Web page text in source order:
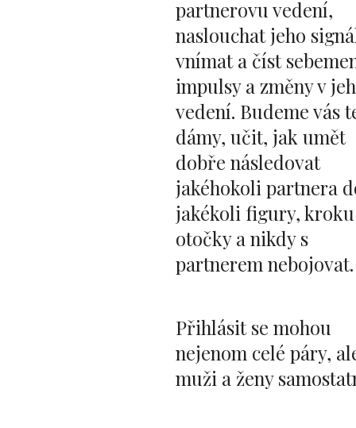
partnerovu vedení,
naslouchat jeho
vnímat a číst
impulsy a změny v
vedení. Budeme vás
dámy, učit, jak umět
dobře následovat
jakéhokoli partnera
jakékoli figury,
otočky a nikdy s
partnerem nebojovat.
Přihlásit se mohou
nejenom celé páry,
muži a ženy